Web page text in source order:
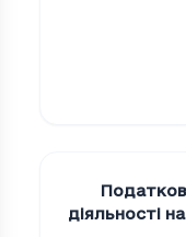
дiяльностi